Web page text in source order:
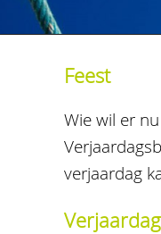
Feest
Wie wil er
verjaardag